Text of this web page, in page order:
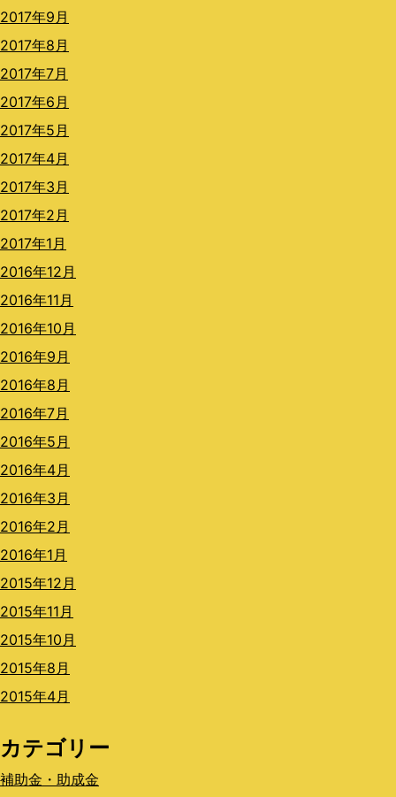
2017年9月
2017年8月
2017年7月
2017年6月
2017年5月
2017年4月
2017年3月
2017年2月
2017年1月
2016年12月
2016年11月
2016年10月
2016年9月
2016年8月
2016年7月
2016年5月
2016年4月
2016年3月
2016年2月
2016年1月
2015年12月
2015年11月
2015年10月
2015年8月
2015年4月
カテゴリー
補助金・助成金